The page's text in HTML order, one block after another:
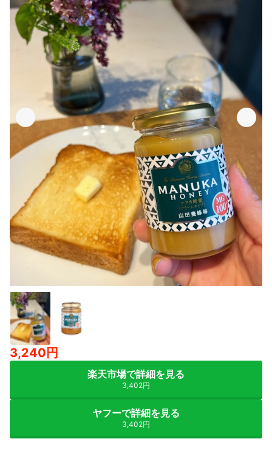
3,240円
楽天市場で詳細を見る
3,402円
ヤフーで詳細を見る
3,402円